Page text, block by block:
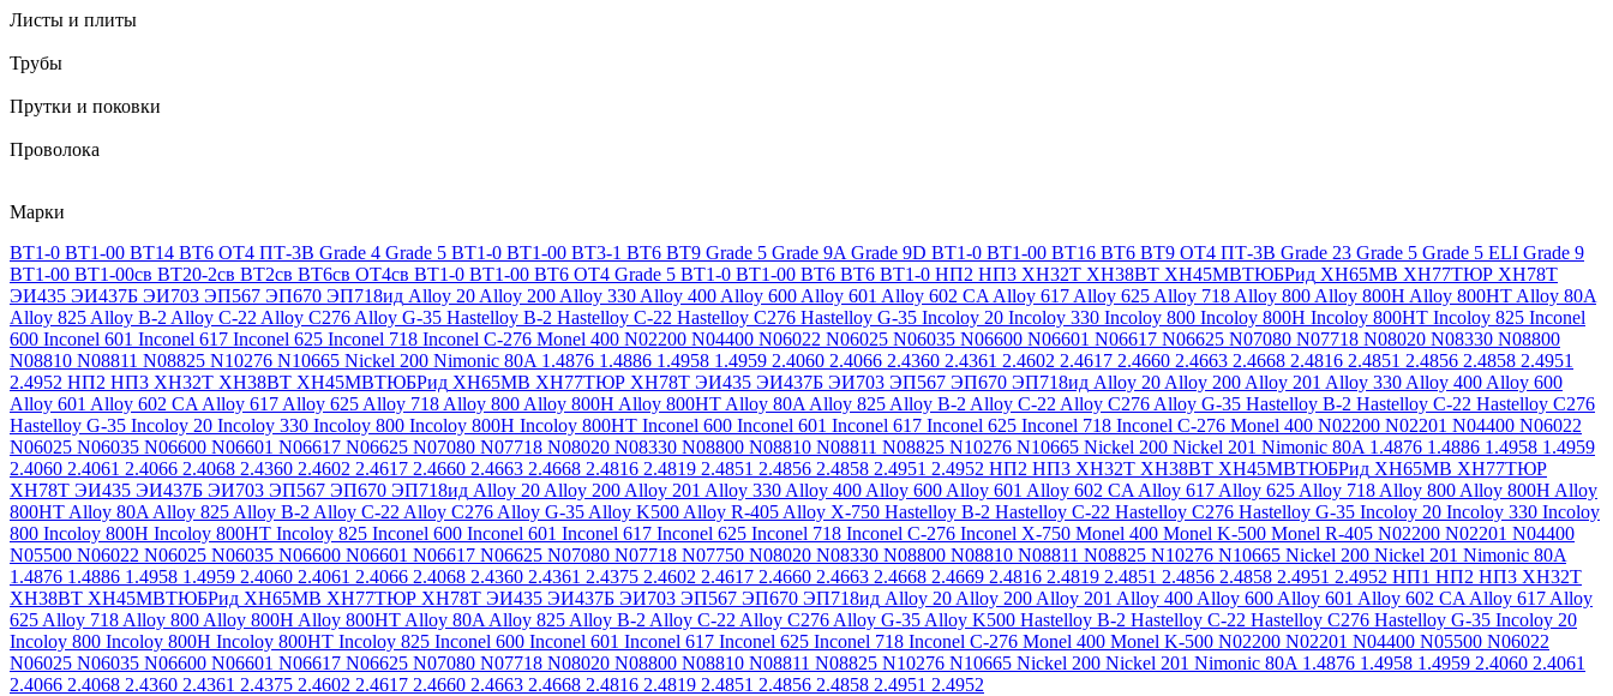
Листы и плиты
Трубы
Прутки и поковки
Проволока
Марки
ВТ1-0 ВТ1-00 ВТ14 ВТ6 ОТ4 ПТ-3В Grade 4 Grade 5 ВТ1-0 ВТ1-00 ВТ3-1 ВТ6 ВТ9 Grade 5 Grade 9A Grade 9D ВТ1-0 ВТ1-00 ВТ16 ВТ6 ВТ9 ОТ4 ПТ-3В Grade 23 Grade 5 Grade 5 ELI Grade 9
ВТ1-00 ВТ1-00св ВТ20-2св ВТ2св ВТ6св ОТ4св ВТ1-0 ВТ1-00 ВТ6 ОТ4 Grade 5 ВТ1-0 ВТ1-00 ВТ6 ВТ6 ВТ1-0 НП2 НП3 ХН32Т ХН38ВТ ХН45МВТЮБРид ХН65МВ ХН77ТЮР ХН78Т
ЭИ435 ЭИ437Б ЭИ703 ЭП567 ЭП670 ЭП718ид Alloy 20 Alloy 200 Alloy 330 Alloy 400 Alloy 600 Alloy 601 Alloy 602 CA Alloy 617 Alloy 625 Alloy 718 Alloy 800 Alloy 800H Alloy 800HT Alloy 80A
Alloy 825 Alloy B-2 Alloy C-22 Alloy C276 Alloy G-35 Hastelloy B-2 Hastelloy C-22 Hastelloy C276 Hastelloy G-35 Incoloy 20 Incoloy 330 Incoloy 800 Incoloy 800H Incoloy 800HT Incoloy 825 Inconel
600 Inconel 601 Inconel 617 Inconel 625 Inconel 718 Inconel C-276 Monel 400 N02200 N04400 N06022 N06025 N06035 N06600 N06601 N06617 N06625 N07080 N07718 N08020 N08330 N08800
N08810 N08811 N08825 N10276 N10665 Nickel 200 Nimonic 80A 1.4876 1.4886 1.4958 1.4959 2.4060 2.4066 2.4360 2.4361 2.4602 2.4617 2.4660 2.4663 2.4668 2.4816 2.4851 2.4856 2.4858 2.4951
2.4952 НП2 НП3 ХН32Т ХН38ВТ ХН45МВТЮБРид ХН65МВ ХН77ТЮР ХН78Т ЭИ435 ЭИ437Б ЭИ703 ЭП567 ЭП670 ЭП718ид Alloy 20 Alloy 200 Alloy 201 Alloy 330 Alloy 400 Alloy 600
Alloy 601 Alloy 602 CA Alloy 617 Alloy 625 Alloy 718 Alloy 800 Alloy 800H Alloy 800HT Alloy 80A Alloy 825 Alloy B-2 Alloy C-22 Alloy C276 Alloy G-35 Hastelloy B-2 Hastelloy C-22 Hastelloy C276
Hastelloy G-35 Incoloy 20 Incoloy 330 Incoloy 800 Incoloy 800H Incoloy 800HT Inconel 600 Inconel 601 Inconel 617 Inconel 625 Inconel 718 Inconel C-276 Monel 400 N02200 N02201 N04400 N06022
N06025 N06035 N06600 N06601 N06617 N06625 N07080 N07718 N08020 N08330 N08800 N08810 N08811 N08825 N10276 N10665 Nickel 200 Nickel 201 Nimonic 80A 1.4876 1.4886 1.4958 1.4959
2.4060 2.4061 2.4066 2.4068 2.4360 2.4602 2.4617 2.4660 2.4663 2.4668 2.4816 2.4819 2.4851 2.4856 2.4858 2.4951 2.4952 НП2 НП3 ХН32Т ХН38ВТ ХН45МВТЮБРид ХН65МВ ХН77ТЮР
ХН78Т ЭИ435 ЭИ437Б ЭИ703 ЭП567 ЭП670 ЭП718ид Alloy 20 Alloy 200 Alloy 201 Alloy 330 Alloy 400 Alloy 600 Alloy 601 Alloy 602 CA Alloy 617 Alloy 625 Alloy 718 Alloy 800 Alloy 800H Alloy
800HT Alloy 80A Alloy 825 Alloy B-2 Alloy C-22 Alloy C276 Alloy G-35 Alloy K500 Alloy R-405 Alloy X-750 Hastelloy B-2 Hastelloy C-22 Hastelloy C276 Hastelloy G-35 Incoloy 20 Incoloy 330 Incoloy
800 Incoloy 800H Incoloy 800HT Incoloy 825 Inconel 600 Inconel 601 Inconel 617 Inconel 625 Inconel 718 Inconel C-276 Inconel X-750 Monel 400 Monel K-500 Monel R-405 N02200 N02201 N04400
N05500 N06022 N06025 N06035 N06600 N06601 N06617 N06625 N07080 N07718 N07750 N08020 N08330 N08800 N08810 N08811 N08825 N10276 N10665 Nickel 200 Nickel 201 Nimonic 80A
1.4876 1.4886 1.4958 1.4959 2.4060 2.4061 2.4066 2.4068 2.4360 2.4361 2.4375 2.4602 2.4617 2.4660 2.4663 2.4668 2.4669 2.4816 2.4819 2.4851 2.4856 2.4858 2.4951 2.4952 НП1 НП2 НП3 ХН32Т
ХН38ВТ ХН45МВТЮБРид ХН65МВ ХН77ТЮР ХН78Т ЭИ435 ЭИ437Б ЭИ703 ЭП567 ЭП670 ЭП718ид Alloy 20 Alloy 200 Alloy 201 Alloy 400 Alloy 600 Alloy 601 Alloy 602 CA Alloy 617 Alloy
625 Alloy 718 Alloy 800 Alloy 800H Alloy 800HT Alloy 80A Alloy 825 Alloy B-2 Alloy C-22 Alloy C276 Alloy G-35 Alloy K500 Hastelloy B-2 Hastelloy C-22 Hastelloy C276 Hastelloy G-35 Incoloy 20
Incoloy 800 Incoloy 800H Incoloy 800HT Incoloy 825 Inconel 600 Inconel 601 Inconel 617 Inconel 625 Inconel 718 Inconel C-276 Monel 400 Monel K-500 N02200 N02201 N04400 N05500 N06022
N06025 N06035 N06600 N06601 N06617 N06625 N07080 N07718 N08020 N08800 N08810 N08811 N08825 N10276 N10665 Nickel 200 Nickel 201 Nimonic 80A 1.4876 1.4958 1.4959 2.4060 2.4061
2.4066 2.4068 2.4360 2.4361 2.4375 2.4602 2.4617 2.4660 2.4663 2.4668 2.4816 2.4819 2.4851 2.4856 2.4858 2.4951 2.4952